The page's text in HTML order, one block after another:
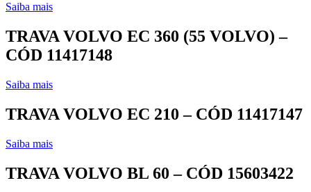
Saiba mais
TRAVA VOLVO EC 360 (55 VOLVO) –
CÓD 11417148
Saiba mais
TRAVA VOLVO EC 210 – CÓD 11417147
Saiba mais
TRAVA VOLVO BL 60 – CÓD 15603422